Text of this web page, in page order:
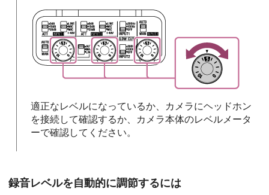
適正なレベルになっているか、カメラにヘッドホン
を接続して確認するか、カメラ本体のレベルメータ
ーで確認してください。
録音レベルを自動的に調節するには